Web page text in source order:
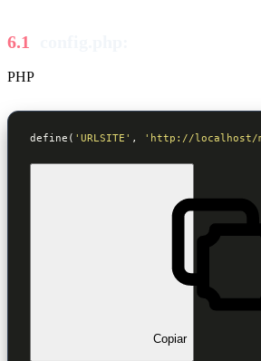
PHP
define( 'URLSITE' , 'http://localhost/
Copiar